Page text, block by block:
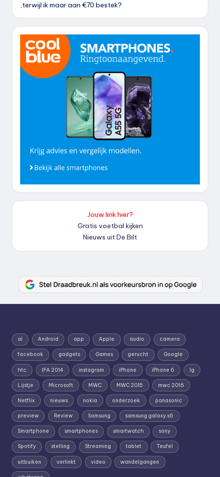
,terwijl ik maar aan €70 bestek?
Jouw link hier?
Gratis voetbal kijken
Nieuws uit De Bilt
ai Android app Apple audio camera
facebook gadgets Games gerucht Google
htc IFA 2014 instagram iPhone iPhone 6 lg
Lijstje Microsoft MWC MWC 2015 mwc 2016
Netflix nieuws nokia onderzoek panasonic
preview Review Samsung samsung galaxy s6
Smartphone smartphones smartwatch sony
Spotify stelling Streaming tablet Teufel
uitbuiken verlinkt video wandelgangen